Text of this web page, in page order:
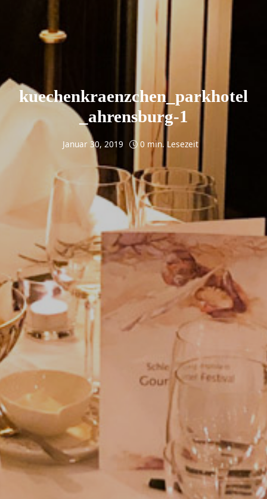
kuechenkraenzchen_parkhotel
_ahrensburg-1
Januar 30, 2019 0 min. Lesezeit